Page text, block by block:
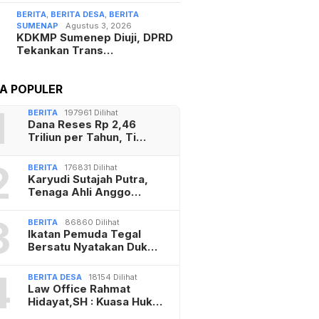
BERITA, BERITA DESA, BERITA
SUMENAP
Agustus 3, 2026
KDKMP Sumenep Diuji, DPRD
Tekankan Trans…
POPULER
BERITA 197961 Dilihat
Dana Reses Rp 2,46
Triliun per Tahun, Ti…
BERITA 176831 Dilihat
Karyudi Sutajah Putra,
Tenaga Ahli Anggo…
BERITA 86860 Dilihat
Ikatan Pemuda Tegal
Bersatu Nyatakan Duk…
BERITA DESA 18154 Dilihat
Law Office Rahmat
Hidayat,SH : Kuasa Huk…